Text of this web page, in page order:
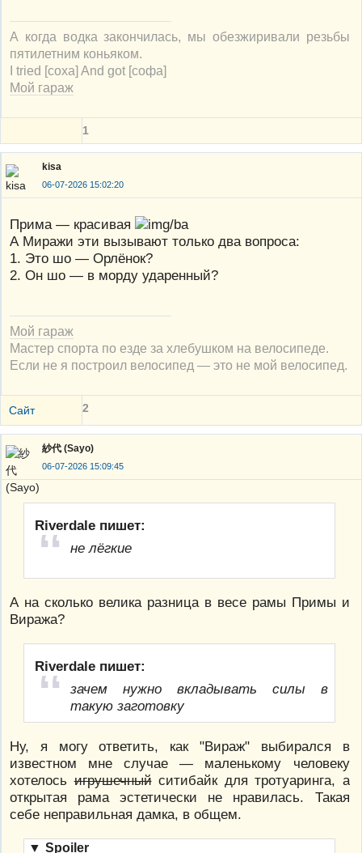
А когда водка закончилась, мы обезжиривали резьбы
пятилетним коньяком.
I tried [соха] And got [софа]
Мой гараж
1
kisa
06-07-2026 15:02:20
Прима — красивая
А Миражи эти вызывают только два вопроса:
1. Это шо — Орлёнок?
2. Он шо — в морду ударенный?
Мой гараж
Мастер спорта по езде за хлебушком на велосипеде.
Если не я построил велосипед — это не мой велосипед.
Сайт 2
紗代 (Sayo)
06-07-2026 15:09:45
Riverdale пишет:
не лёгкие
А на сколько велика разница в весе рамы Примы и
Виража?
Riverdale пишет:
зачем нужно вкладывать силы в
такую заготовку
Ну, я могу ответить, как "Вираж" выбирался в
известном мне случае — маленькому человеку
хотелосьигрушечныйситибайк для тротуаринга, а
открытая рама эстетически не нравилась. Такая
себе неправильная дамка, в общем.
▼ Spoiler